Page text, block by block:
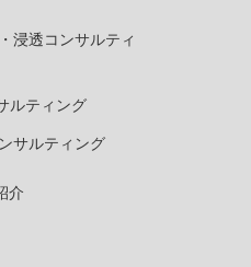
浸透コンサルティ
ルティング
サルティング
介